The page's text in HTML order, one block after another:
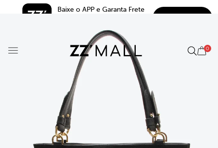
Baixe o APP e Garanta Frete
0